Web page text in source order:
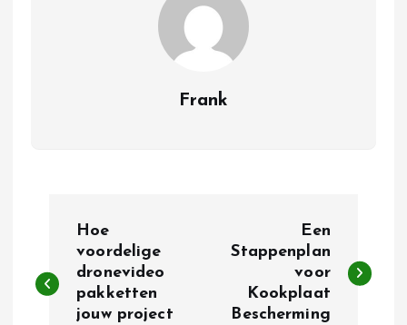
Frank
r
Hoe
voordelige
dronevideo
pakketten
jouw project
Een
Stappenplan
voor
Kookplaat
Bescherming